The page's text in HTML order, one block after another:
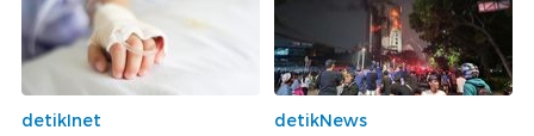
detikInet
detikNews